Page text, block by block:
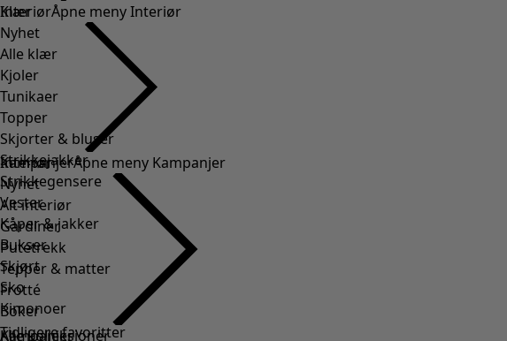
Klær
Nyhet
Alle klær
Kjoler
Tunikaer
Topper
Skjorter & bluser
Strikkejakker
Strikkegensere
Vester
Kåper & jakker
Bukser
Skjørt
Sko
Kimonoer
InteriørÅpne meny Interiør
Interiør
Nyhet
Alt interiør
Gardiner
Putetrekk
Tepper & matter
Frotté
Boker
Tidligere favoritter
KampanjerÅpne meny Kampanjer
Kampanjer
Alle kolleksjoner